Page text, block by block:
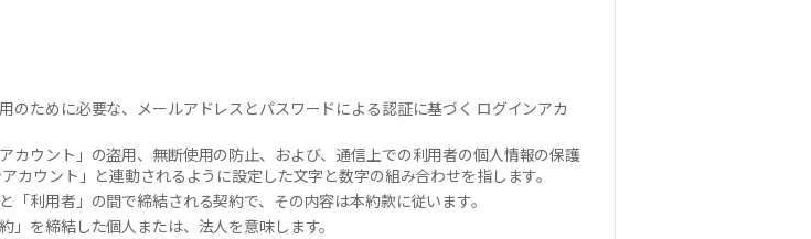
のために必要な、メールアドレスとパスワードによる認証に基づく ログインアカ
カウント」の盗用、無断使用の防止、および、通信上での利用者の個人情報の保護
カウント」と連動されるように設定した文字と数字の組み合わせを指します。
「利用者」の間で締結される契約で、その内容は本約款に従います。
」を締結した個人または、法人を意味します。